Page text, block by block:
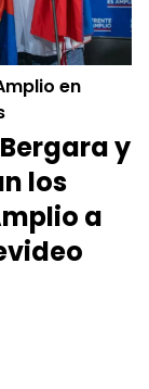
en
y
los
a